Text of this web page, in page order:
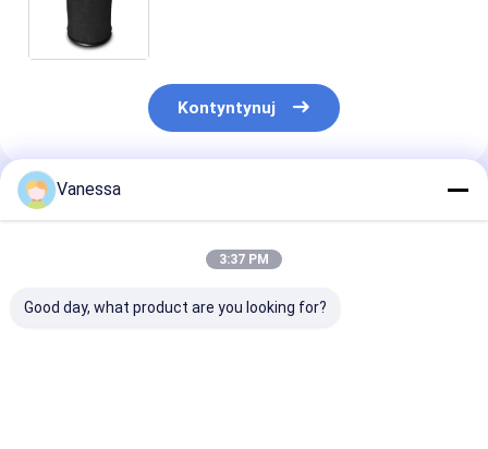
Kontyntynuj
Polecane Produkty
Vanessa
3:37 PM
Good day, what product are you looking for?